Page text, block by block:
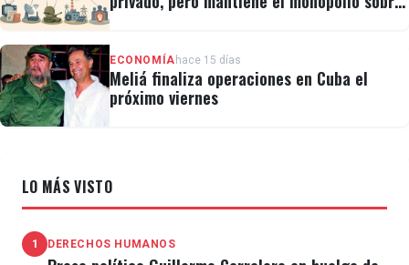
ECONOMÍA hace 15 días
Meliá finaliza operaciones en Cuba el
próximo viernes
LO MÁS VISTO
1 DERECHOS HUMANOS